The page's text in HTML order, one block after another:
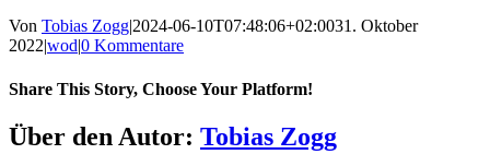
Von Tobias Zogg|2024-06-10T07:48:06+02:0031. Oktober
2022|wod|0 Kommentare
Share This Story, Choose Your Platform!
Facebook
LinkedIn
WhatsApp
Telegram
Tumblr
Pinterest
Vk
Xing
E-
Mail
Über den Autor: Tobias Zogg